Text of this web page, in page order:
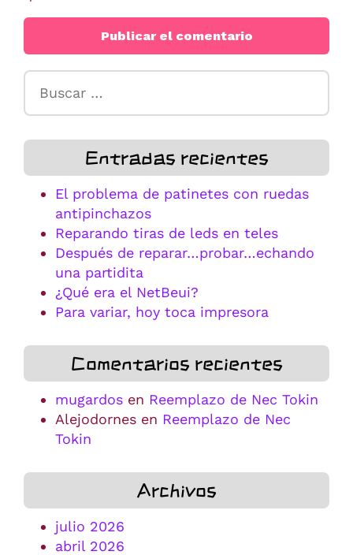
Entradas recientes
El problema de patinetes con ruedas
antipinchazos
Reparando tiras de leds en teles
Después de reparar…probar…echando
una partidita
¿Qué era el NetBeui?
Para variar, hoy toca impresora
Comentarios recientes
mugardos en Reemplazo de Nec Tokin
Alejodornes en Reemplazo de Nec
Tokin
Archivos
julio 2026
abril 2026